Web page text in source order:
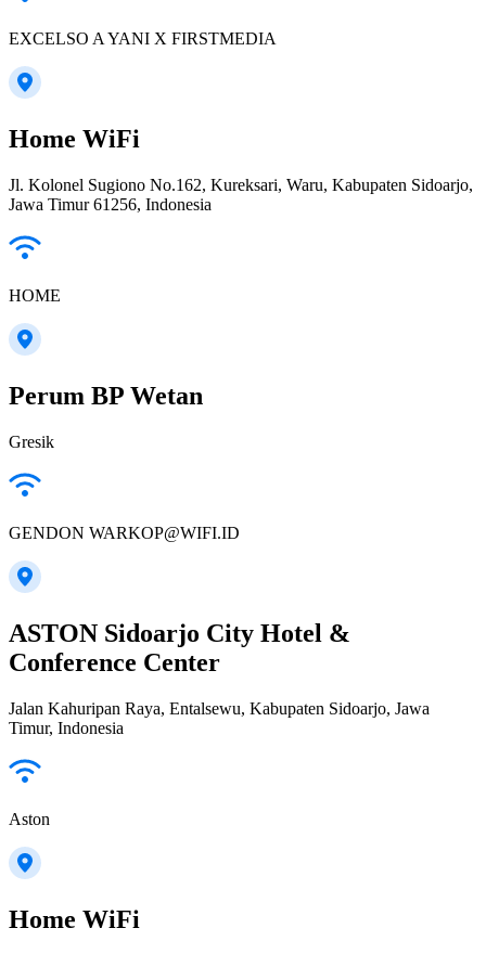
EXCELSO A YANI X FIRSTMEDIA
Home WiFi
Jl. Kolonel Sugiono No.162, Kureksari, Waru, Kabupaten Sidoarjo,
Jawa Timur 61256, Indonesia
HOME
Perum BP Wetan
Gresik
GENDON WARKOP@WIFI.ID
ASTON Sidoarjo City Hotel &
Conference Center
Jalan Kahuripan Raya, Entalsewu, Kabupaten Sidoarjo, Jawa
Timur, Indonesia
Aston
Home WiFi